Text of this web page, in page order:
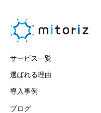
サービス一覧
選ばれる理由
導入事例
ブログ